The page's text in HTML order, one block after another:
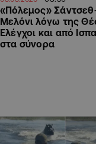
«Πόλεμος»
Μελόνι λόγω της
Ελέγχοι και από
στα σύνορα